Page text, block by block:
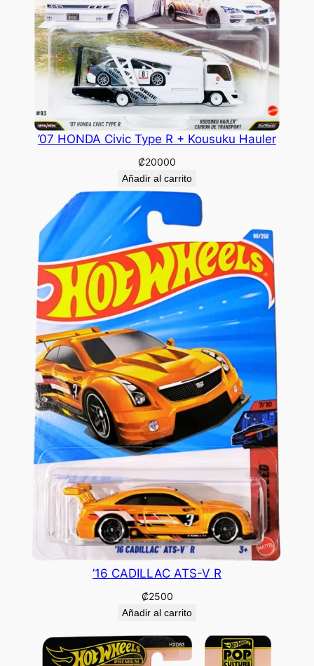
’07 HONDA Civic Type R + Kousuku Hauler
₡20000
Añadir al carrito
’16 CADILLAC ATS-V R
₡2500
Añadir al carrito